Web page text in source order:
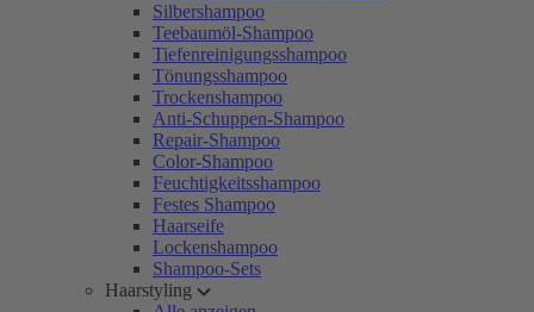
Silbershampoo
Teebaumöl-Shampoo
Tiefenreinigungsshampoo
Tönungsshampoo
Trockenshampoo
Anti-Schuppen-Shampoo
Repair-Shampoo
Color-Shampoo
Feuchtigkeitsshampoo
Festes Shampoo
Haarseife
Lockenshampoo
Shampoo-Sets
Haarstyling